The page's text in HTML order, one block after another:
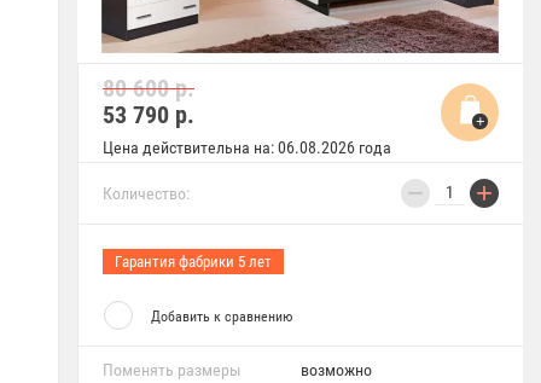
80 600 р.
53 790 р.
Цена действительна на: 06.08.2026 года
Количество: − +
Гарантия фабрики 5 лет
Добавить к сравнению
Поменять размеры возможно